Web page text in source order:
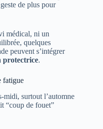
de plus pour
médical, ni un
quelques
peuvent s’intégrer
protectrice.
fatigue
midi, surtout l’automne
“coup de fouet”